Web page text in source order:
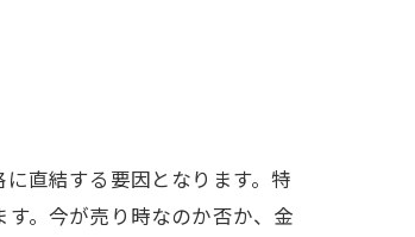
直結する要因となります。特
。今が売り時なのか否か、金